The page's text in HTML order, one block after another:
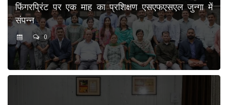
फिंगरप्रिंट पर एक माह का प्रशिक्षण एसएफएसएल जुन्गा में
संपन्न
0